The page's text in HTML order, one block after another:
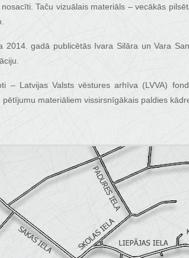
Taču vizuālais materiāls – vecākās
gadā publicētās Ivara Silāra un Vara
– Latvijas Valsts vēstures arhīva (LVVA)
materiāliem vissirsnīgākais paldies